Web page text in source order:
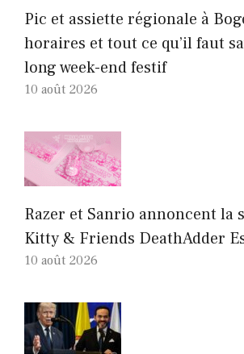
Pic et assiette régionale à
horaires et tout ce qu’il faut
long week-end festif
10 août 2026
Razer et Sanrio annoncent la
Kitty & Friends DeathAdder
10 août 2026